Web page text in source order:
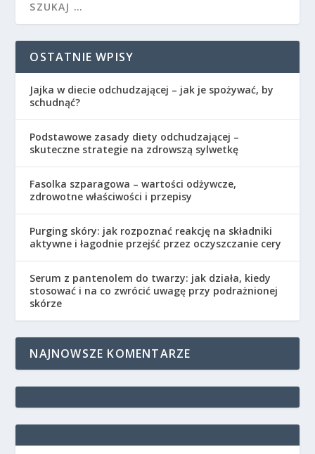
OSTATNIE WPISY
Jajka w diecie odchudzającej – jak je spożywać, by
schudnąć?
Podstawowe zasady diety odchudzającej –
skuteczne strategie na zdrowszą sylwetkę
Fasolka szparagowa – wartości odżywcze,
zdrowotne właściwości i przepisy
Purging skóry: jak rozpoznać reakcję na składniki
aktywne i łagodnie przejść przez oczyszczanie cery
Serum z pantenolem do twarzy: jak działa, kiedy
stosować i na co zwrócić uwagę przy podrażnionej
skórze
NAJNOWSZE KOMENTARZE